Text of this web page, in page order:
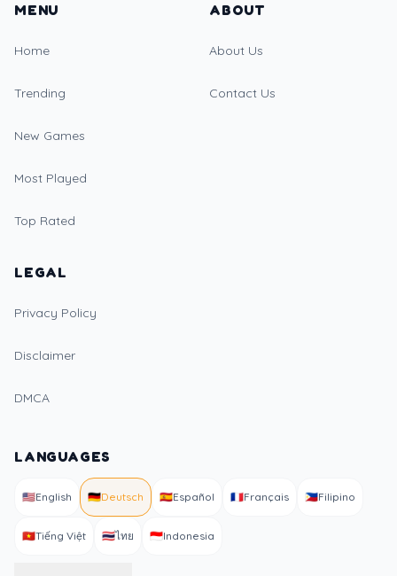
MENU
Home
Trending
New Games
Most Played
Top Rated
ABOUT
About Us
Contact Us
LEGAL
Privacy Policy
Disclaimer
DMCA
LANGUAGES
🇺🇸English 🇩🇪Deutsch 🇪🇸Español 🇫🇷Français 🇵🇭Filipino
🇻🇳Tiếng Việt 🇹🇭ไทย 🇮🇩Indonesia